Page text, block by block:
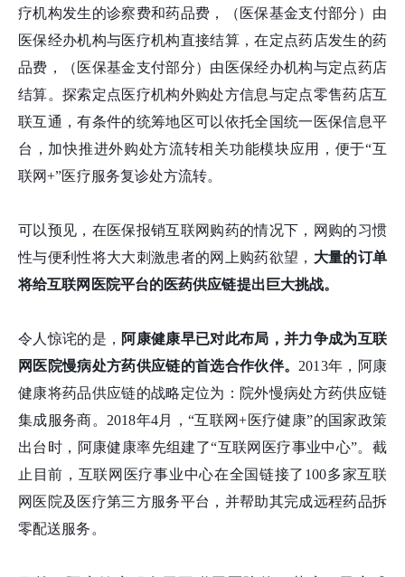
疗机构发生的诊察费和药品费，（医保基金支付部分）由
医保经办机构与医疗机构直接结算，在定点药店发生的药
品费，（医保基金支付部分）由医保经办机构与定点药店
结算。探索定点医疗机构外购处方信息与定点零售药店互
联互通，有条件的统筹地区可以依托全国统一医保信息平
台，加快推进外购处方流转相关功能模块应用，便于“互
联网+”医疗服务复诊处方流转。
可以预见，在医保报销互联网购药的情况下，网购的习惯
性与便利性将大大刺激患者的网上购药欲望， 大量的订单
将给互联网医院平台的医药供应链提出巨大挑战。
令人惊诧的是， 阿康健康早已对此布局，并力争成为互联
网医院慢病处方药供应链的首选合作伙伴。 2013年，阿康
健康将药品供应链的战略定位为：院外慢病处方药供应链
集成服务商。2018年4月，“互联网+医疗健康”的国家政策
出台时，阿康健康率先组建了“互联网医疗事业中心”。截
止目前，互联网医疗事业中心在全国链接了100多家互联
网医院及医疗第三方服务平台，并帮助其完成远程药品拆
零配送服务。